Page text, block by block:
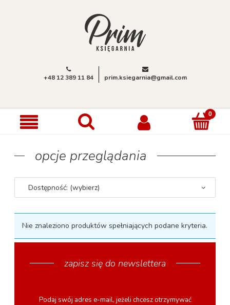
+48 12 389 11 84 prim.ksiegarnia@gmail.com
opcje przeglądania
Dostępność: (wybierz)
Nie znaleziono produktów spełniających podane kryteria.
zapisz się do newslettera
Podaj swój adres e-mail, jeżeli chcesz otrzymywać